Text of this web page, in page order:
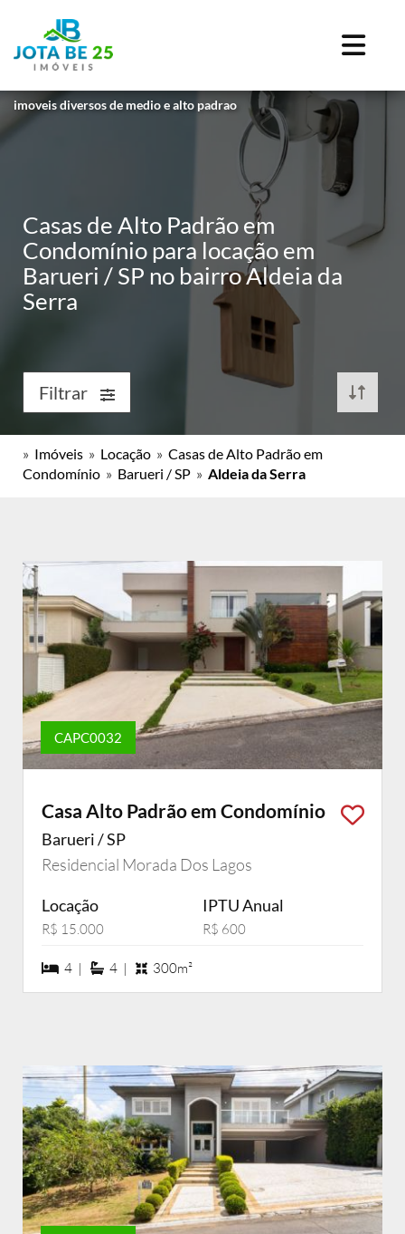
imoveis diversos de medio e alto padrao
Casas de Alto Padrão em
Condomínio para locação em
Barueri / SP no bairro Aldeia da
Serra
Filtrar
» Imóveis » Locação » Casas de Alto Padrão em
Condomínio » Barueri / SP » Aldeia da Serra
CAPC0032
Casa Alto Padrão em Condomínio
Barueri / SP
Residencial Morada Dos Lagos
Locação
R$ 15.000
IPTU Anual
R$ 600
4 dormiórios
4 | 4 suítes
4 | 300m²